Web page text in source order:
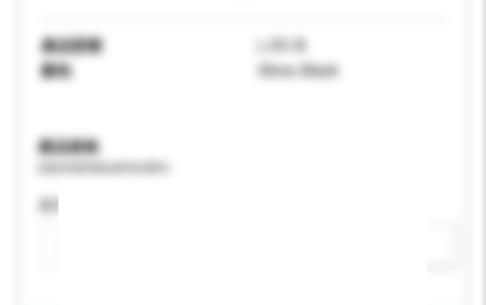
產品型號
顏色
Silver, Black
產品規格